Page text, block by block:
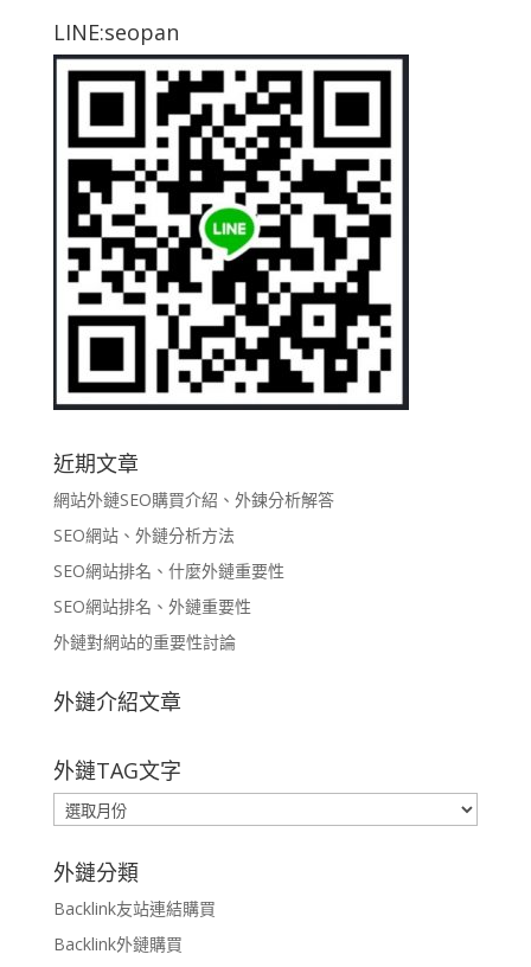
LINE:seopan
近期文章
網站外鏈SEO購買介紹、外鍊分析解答
SEO網站、外鏈分析方法
SEO網站排名、什麼外鏈重要性
SEO網站排名、外鏈重要性
外鏈對網站的重要性討論
外鏈介紹文章
外鏈TAG文字
外
鏈
TAG
文
字
外鏈分類
Backlink友站連結購買
Backlink外鏈購買